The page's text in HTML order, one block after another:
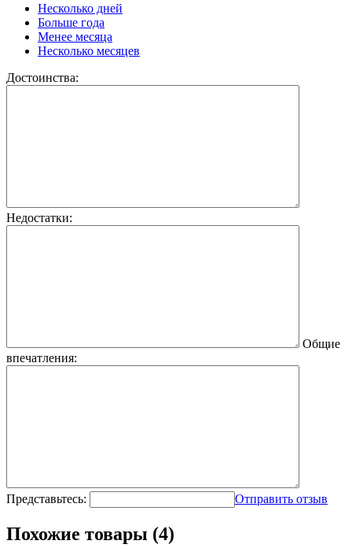
Несколько дней
Больше года
Менее месяца
Несколько месяцев
Достоинства:
Недостатки:
Общие
впечатления:
Представьтесь: Отправить отзыв
Похожие товары (4)